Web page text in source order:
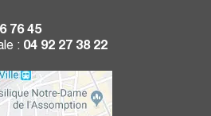
76 45
: 04 92 27 38 22